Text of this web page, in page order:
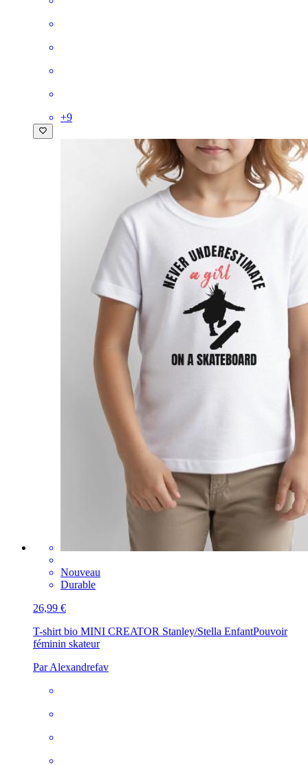
+9
Nouveau
Durable
26,99 €
T-shirt bio MINI CREATOR Stanley/Stella EnfantPouvoir
féminin skateur
Par Alexandrefav